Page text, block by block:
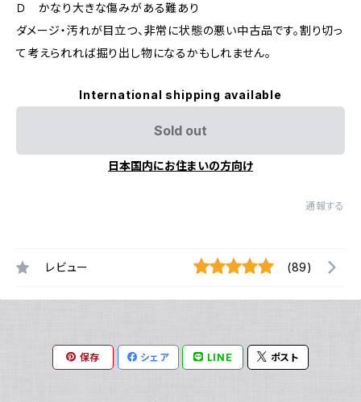
Ｄ かなり大きな傷みがある難あり
ダメージ・汚れが目立つ、非常に状態の悪い中古品です。割り切っ
て考えられれば掘り出し物になるかもしれません。
International shipping available
Sold out
日本国内にお住まいの方向け
通報する
レビュー (89)
保存 シェア LINE ポスト